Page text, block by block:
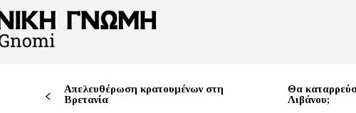
Απελευθέρωση κρατουμένων στη
Βρετανία
Θα
Λιβάνου;